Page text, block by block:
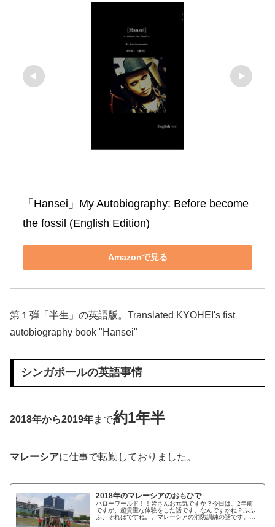
「Hansei」My Autobiography: Before become
the fossil (English Edition)
Amazonで見る
第１弾「半生」の英語版。Translated KYOHEI's fist
autobiography book "Hansei"
シンガポールの英語事情
2018年から2019年まで約1年半
マレーシアに仕事で転勤しておりました。
2018年のマレーシアのおもひで
ハローワールド！！皆さんお元気ですか？今日は、2年前
ですが、超貴重な体験をした話です。なんですかね？ふふ
ふ、それはですね。。マレーシアの消防訓練の話です。マ